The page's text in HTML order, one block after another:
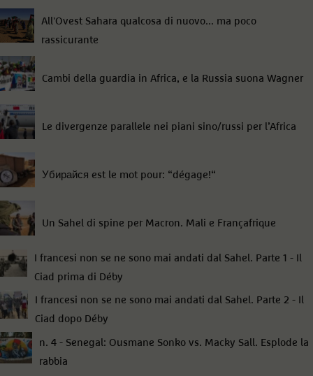
All'Ovest Sahara qualcosa di nuovo... ma poco
rassicurante
Cambi della guardia in Africa, e la Russia suona Wagner
Le divergenze parallele nei piani sino/russi per l’Africa
Убирайся est le mot pour: “dégage!“
Un Sahel di spine per Macron. Mali e Françafrique
I francesi non se ne sono mai andati dal Sahel. Parte 1 - Il
Ciad prima di Déby
I francesi non se ne sono mai andati dal Sahel. Parte 2 - Il
Ciad dopo Déby
n. 4 - Senegal: Ousmane Sonko vs. Macky Sall. Esplode la
rabbia